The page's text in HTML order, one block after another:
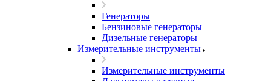
Генераторы
Бензиновые генераторы
Дизельные генераторы
Измерительные инструменты
Измерительные инструменты